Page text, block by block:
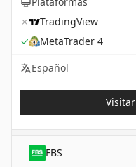
✗
TradingView
✓
MetaTrader 4
Español
Visitar
FBS